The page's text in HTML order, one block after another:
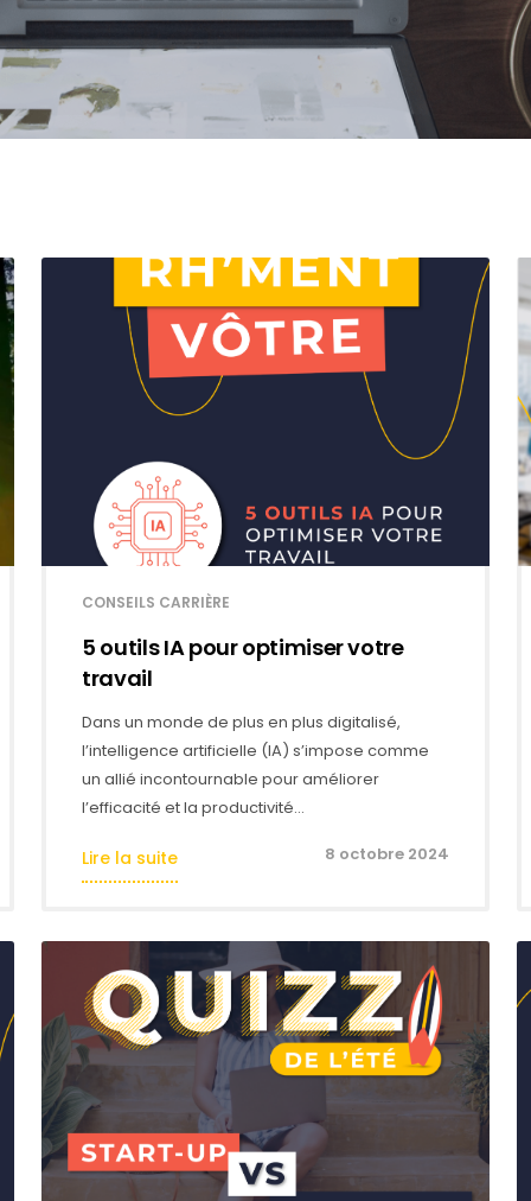
CONSEILS CARRIÈRE
5 outils IA pour optimiser votre
travail
Dans un monde de plus en plus digitalisé,
l’intelligence artificielle (IA) s’impose comme
un allié incontournable pour améliorer
l’efficacité et la productivité…
Lire la suite 8 octobre 2024